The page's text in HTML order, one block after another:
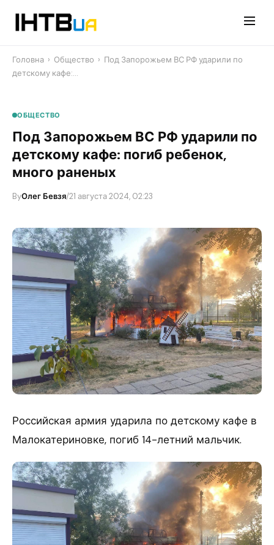
Головна › Общество › ​Под Запорожьем ВС РФ ударили по
детскому кафе:…
ОБЩЕСТВО
​Под Запорожьем ВС РФ ударили по
детскому кафе: погиб ребенок,
много раненых
ByОлег Бевзя/21 августа 2024, 02:23
Российская армия ударила по детскому кафе в
Малокатериновке, погиб 14-летний мальчик.